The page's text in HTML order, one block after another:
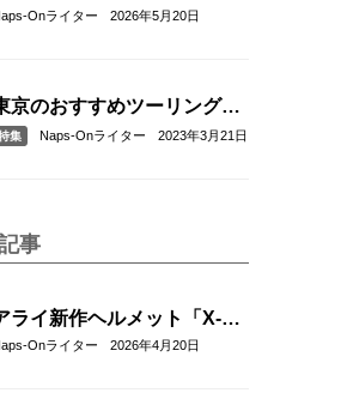
近郊ツーリングコース10選
Onライター 2026年5月20日
京のおすすめツーリングス
ット10選
集 Naps-Onライター 2023年3月21日
事
ライ新作ヘルメット「X-
」を実物レビュー｜重
Onライター 2026年4月20日